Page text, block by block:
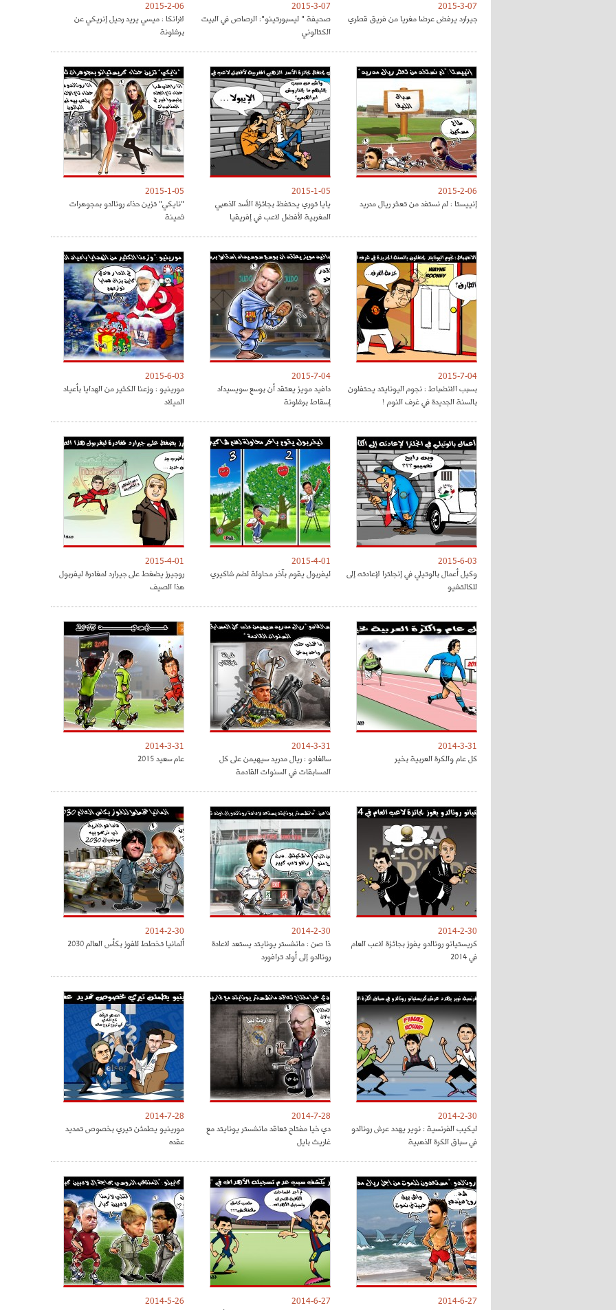
2015-3-07
جيرارد يرفض عرضا مغريا من فريق قطري
2015-3-07
صحيفة " ليسبورتينو": الرصاص في البيت
الكتالوني
2015-2-06
لارانكا : ميسي يريد رحيل إنريكي عن
برشلونة
2015-2-06
إنييستا : لم نستفد من تعثر ريال مدريد
2015-1-05
يايا توري يحتفظ بجائزة الأسد الذهبي
المغربية لأفضل لاعب في إفريقيا
2015-1-05
"نايكي" تزين حذاء رونالدو بمجوهرات
ثمينة
2015-7-04
بسبب الانضباط : نجوم اليونايتد يحتفلون
بالسنة الجديدة في غرف النوم !
2015-7-04
دافيد مويز يعتقد أن بوسع سويسيداد
إسقاط برشلونة
2015-6-03
مورينيو : وزعنا الكثير من الهدايا بأعياد
الميلاد
2015-6-03
وكيل أعمال بالوتيلي في إنجلترا لإعادته إلى
للكالتشيو
2015-4-01
ليفربول يقوم بآخر محاولة لضم شاكيري
2015-4-01
روجيرز يضغط على جيرارد لمغادرة ليفربول
هذا الصيف
2014-3-31
كل عام والكرة العربية بخير
2014-3-31
سالغادو : ريال مدريد سيهيمن على كل
المسابقات في السنوات القادمة
2014-3-31
عام سعيد 2015
2014-2-30
كريستيانو رونالدو يفوز بجائزة لاعب العام
في 2014
2014-2-30
ذا صن : مانشستر يونايتد يستعد لاعادة
رونالدو إلى أولد ترافورد
2014-2-30
ألمانيا تخطط للفوز بكأس العالم 2030
2014-2-30
ليكيب الفرنسية : نوير يهدد عرش رونالدو
في سباق الكرة الذهبية
2014-7-28
دي خيا مفتاح تعاقد مانشستر يونايتد مع
غاريث بايل
2014-7-28
مورينيو يطمئن تيري بخصوص تمديد
عقده
2014-6-27
2014-6-27
2014-5-26